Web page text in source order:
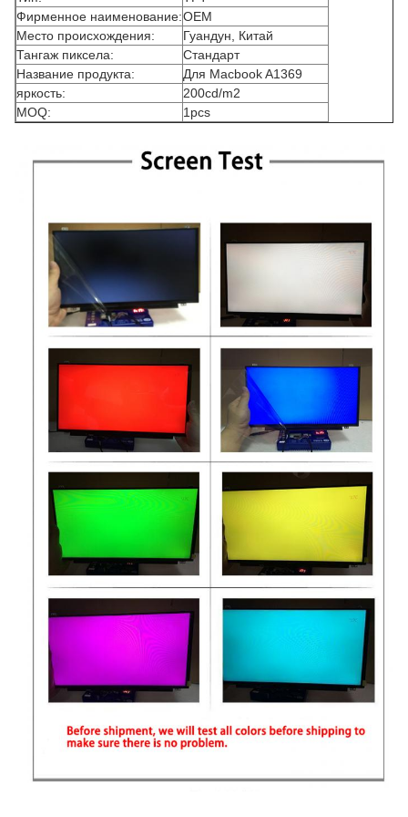
Фирменное наименование:OEM
Место происхождения:
Гуандун, Китай
Тангаж пиксела:
Стандарт
Название продукта:
Для Macbook A1369
яркость:
200cd/m2
MOQ:
1pcs